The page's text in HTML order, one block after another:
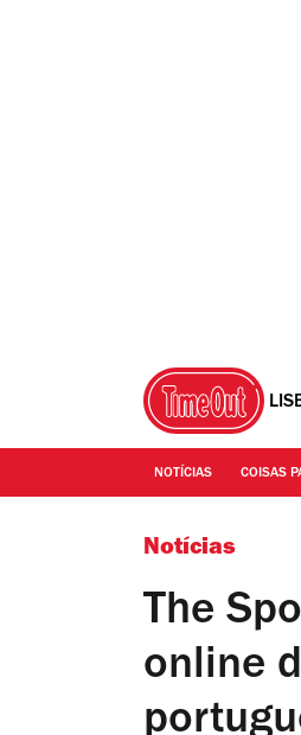
NOTÍCIAS COISAS
Notícias
The
online